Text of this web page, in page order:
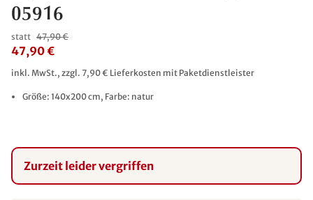
05916
statt 47,90 €
47,90 €
inkl. MwSt., zzgl. 7,90 € Lieferkosten mit Paketdienstleister
Größe: 140x200 cm, Farbe: natur
Zurzeit leider vergriffen